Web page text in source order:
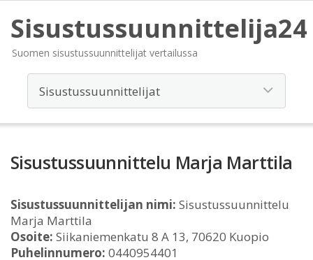
Sisustussuunnittelija24
Suomen sisustussuunnittelijat vertailussa
Sisustussuunnittelu Marja Marttila
Sisustussuunnittelijan nimi: Sisustussuunnittelu
Marja Marttila
Osoite: Siikaniemenkatu 8 A 13, 70620 Kuopio
Puhelinnumero: 0440954401